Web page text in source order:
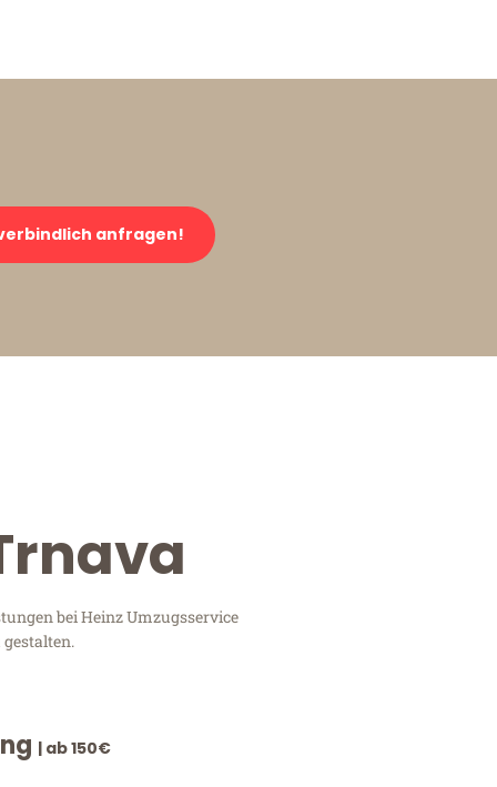
anfragen!
bei Heinz Umzugsservice
| ab 150€